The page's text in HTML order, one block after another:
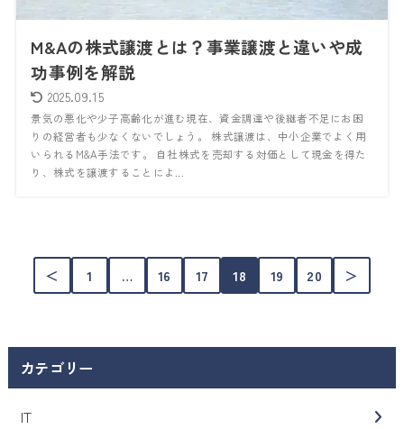
M&Aの株式譲渡とは？事業譲渡と違いや成
功事例を解説
2025.09.15
景気の悪化や少子高齢化が進む現在、資金調達や後継者不足にお困
りの経営者も少なくないでしょう。 株式譲渡は、中小企業でよく用
いられるM&A手法です。 自社株式を売却する対価として現金を得た
り、株式を譲渡することによ...
＜ 1 … 16 17 18 19 20 ＞
カテゴリー
IT